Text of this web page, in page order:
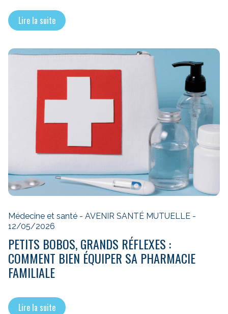
Lire la suite
Médecine et santé - AVENIR SANTÉ MUTUELLE -
12/05/2026
PETITS BOBOS, GRANDS RÉFLEXES :
COMMENT BIEN ÉQUIPER SA PHARMACIE
FAMILIALE
Lire la suite